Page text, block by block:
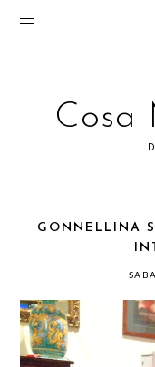
Cosa
GONNELLINA